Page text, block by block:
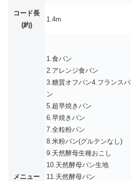
コード長
(約)
1.4m
メニュー
1.食パン
2.アレンジ食パン
3.糖質オフパン4.フランスパ
ン
5.超早焼きパン
6.早焼きパン
7.全粒粉パン
8.米粉パン(グルテンなし)
9.天然酵母生種おこし
10.天然酵母パン生地
11.天然酵母パン